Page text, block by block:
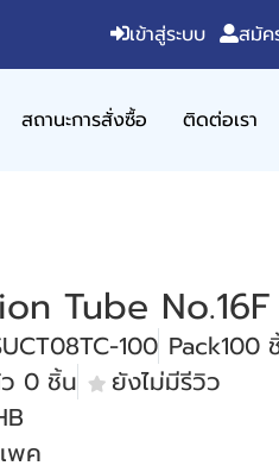
เข้าสู่ระบบ สมัค
สถานะการสั่งซื้อ ติดต่อเรา
Tube No.16F
100 Pack100
0 ชิ้น
ยังไม่มีรีวิว
พค